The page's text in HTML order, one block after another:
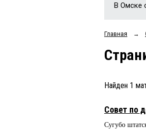
В Омске
Главная →
Найден 1
Совет по
Сугубо